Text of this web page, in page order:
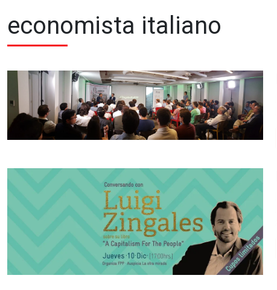
economista italiano